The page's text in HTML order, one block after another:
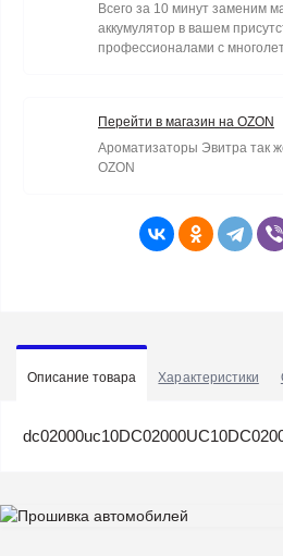
Всего за 10 минут заменим
аккумулятор в вашем
профессионалами с
Перейти в магазин на OZON
Ароматизаторы Эвитра так
OZON
Описание товара Характеристики